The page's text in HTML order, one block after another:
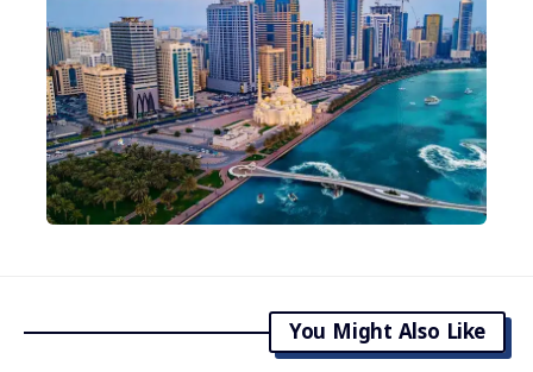
You Might Also Like